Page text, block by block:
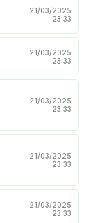
21/03/2025
23:33
21/03/2025
23:33
21/03/2025
23:33
21/03/2025
23:33
21/03/2025
23:33